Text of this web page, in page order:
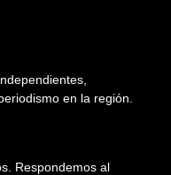
en la región.
Respondemos al